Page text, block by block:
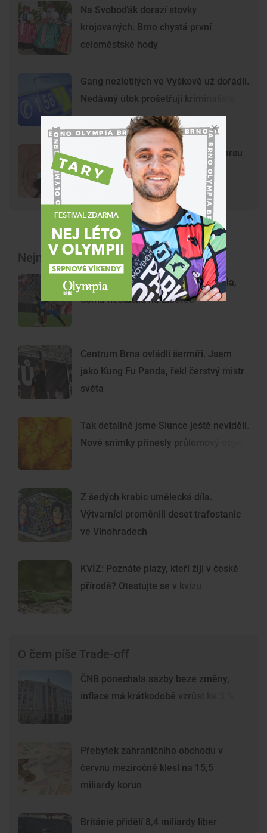
Na Svoboďák dorazí stovky
krojovaných. Brno chystá první
celoměstské hody
Gang nezletilých ve Vyškově už dořádil.
Nedávný útok prošetřují kriminalisté
Mladí vandalové poničili model Marsu
na Kraví hoře. Hvězdárna zařídila
náhradu
Nejnovější články
Brněnská Zbrojovka poprvé klopýtla,
doma nestačila na Liberec
Centrum Brna ovládli šermíři. Jsem
jako Kung Fu Panda, řekl čerstvý mistr
světa
Tak detailně jsme Slunce ještě neviděli.
Nové snímky přinesly průlomový objev
Z šedých krabic umělecká díla.
Výtvarníci proměnili deset trafostanic
ve Vinohradech
KVÍZ: Poznáte plazy, kteří žijí v české
přírodě? Otestujte se v kvízu
O čem píše Trade-off
ČNB ponechala sazby beze změny,
inflace má krátkodobě vzrůst ke 3 %
Přebytek zahraničního obchodu v
červnu meziročně klesl na 15,5
miliardy korun
Británie přidělí 8,4 miliardy liber